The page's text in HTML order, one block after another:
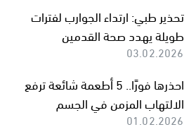
تحذير طبي: ارتداء الجوارب لفترات
طويلة يهدد صحة القدمين
03.02.2026
احذرها فورًا.. 5 أطعمة شائعة ترفع
الالتهاب المزمن في الجسم
01.02.2026